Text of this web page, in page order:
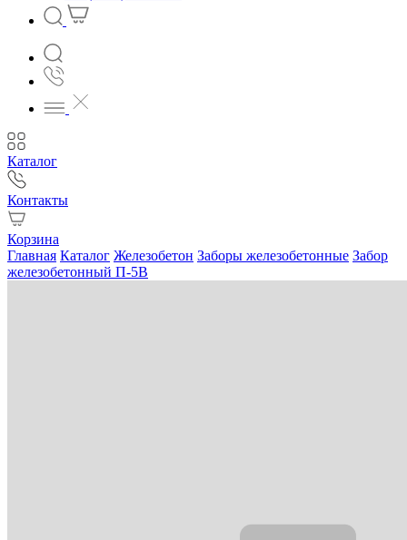
Каталог
Контакты
Корзина
Главная Каталог Железобетон Заборы железобетонные Забор
железобетонный П-5В